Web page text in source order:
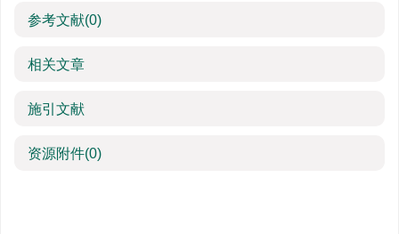
参考文献(0)
相关文章
施引文献
资源附件(0)